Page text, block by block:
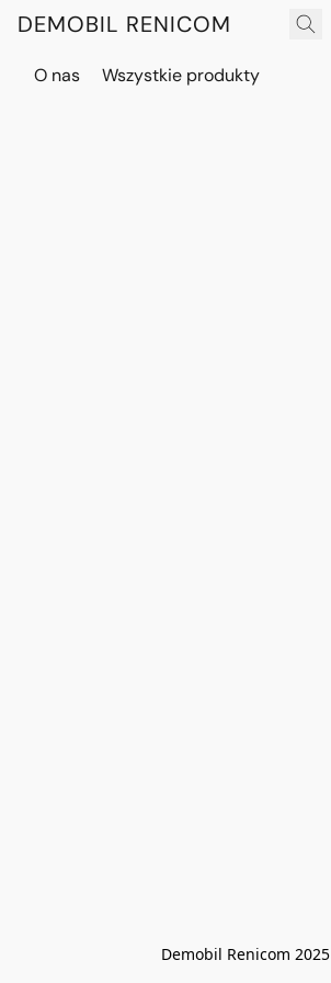
DEMOBIL RENICOM
O nas Wszystkie produkty
Demobil Renicom 2025